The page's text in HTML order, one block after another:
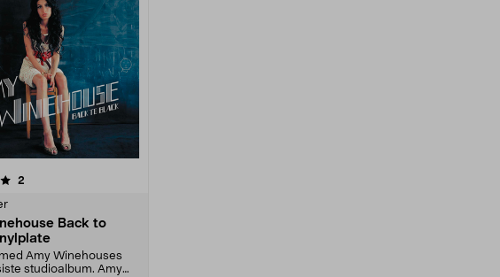
2
Back to
Amy Winehouses
studioalbum. Amy